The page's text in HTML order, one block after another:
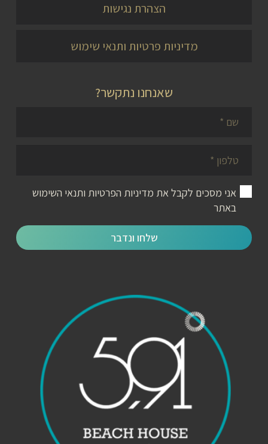
הצהרת נגישות
מדיניות פרטיות ותנאי שימוש
שאנחנו נתקשר?
אני מסכים לקבל את מדיניות הפרטיות ותנאי השימוש
באתר
שלחו ונדבר